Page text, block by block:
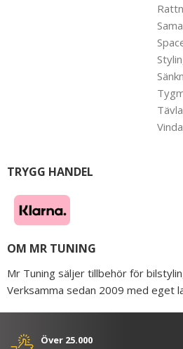
TRYGG HANDEL
OM MR TUNING
Mr Tuning säljer tillbehör för
Verksamma sedan 2009 med eget
Över 25.000